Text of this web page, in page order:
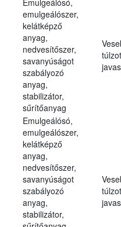
emulgeálószer,
kelátképző
anyag,
nedvesítőszer,
savanyúságot
szabályozó
anyag,
stabilizátor,
sűrítőanyag
Emulgeálósó,
emulgeálószer,
kelátképző
anyag,
nedvesítőszer,
savanyúságot
szabályozó
anyag,
stabilizátor,